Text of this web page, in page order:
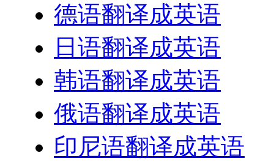
德语翻译成英语
日语翻译成英语
韩语翻译成英语
俄语翻译成英语
印尼语翻译成英语